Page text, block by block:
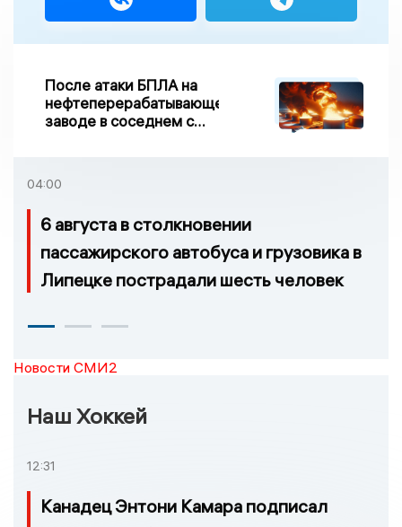
После атаки БПЛА на
нефтеперерабатывающем
заводе в соседнем с
возгорание
04:00
6 августа в столкновении
пассажирского автобуса и грузовика в
Липецке пострадали шесть человек
Новости СМИ2
Наш Хоккей
12:31
Канадец Энтони Камара подписал